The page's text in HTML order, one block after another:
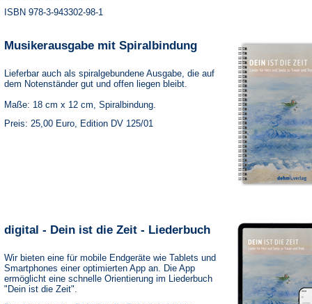
ISBN 978-3-943302-98-1
Musikerausgabe mit Spiralbindung
Lieferbar auch als spiralgebundene Ausgabe, die auf
dem Notenständer gut und offen liegen bleibt.
Maße: 18 cm x 12 cm, Spiralbindung.
Preis: 25,00 Euro, Edition DV 125/01
digital - Dein ist die Zeit - Liederbuch
Wir bieten eine für mobile Endgeräte wie Tablets und
Smartphones einer optimierten App an. Die App
ermöglicht eine schnelle Orientierung im Liederbuch
"Dein ist die Zeit".